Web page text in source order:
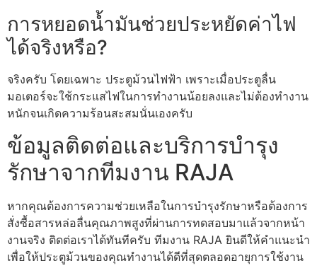
การหยอดน้ำมันช่วยประหยัดค่าไฟ
ได้จริงหรือ?
จริงครับ โดยเฉพาะ ประตูม้วนไฟฟ้า เพราะเมื่อประตูลื่น
มอเตอร์จะใช้กระแสไฟในการทำงานน้อยลงและไม่ต้องทำงาน
หนักจนเกิดความร้อนสะสมนั่นเองครับ
ข้อมูลติดต่อและบริการบำรุง
รักษาจากทีมงาน RAJA
หากคุณต้องการความช่วยเหลือในการบำรุงรักษาหรือต้องการ
สั่งซื้อสารหล่อลื่นคุณภาพสูงที่ผ่านการทดสอบมาแล้วจากหน้า
งานจริง ติดต่อเราได้ทันทีครับ ทีมงาน RAJA ยินดีให้คำแนะนำ
เพื่อให้ประตูม้วนของคุณทำงานได้ดีที่สุดตลอดอายุการใช้งาน